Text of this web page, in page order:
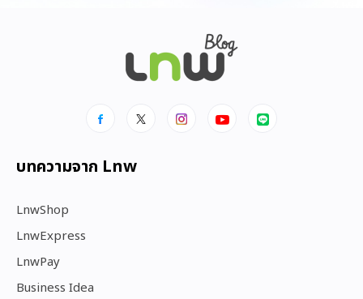
บทความจาก Lnw
LnwShop
LnwExpress
LnwPay
Business Idea